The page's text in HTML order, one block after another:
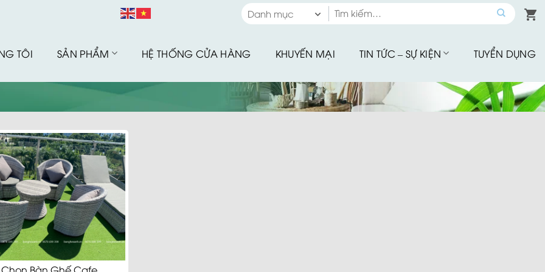
Danh mục
Bàn Ghế Quầy Bar
Bàn Ghế Sân Vườn
Bộ Sưu Tập
Tìm
kiếm:
TÔI SẢN PHẨM HỆ THỐNG CỬA HÀNG KHUYẾN MẠI TIN TỨC – SỰ KIỆN TUYỂN DỤNG